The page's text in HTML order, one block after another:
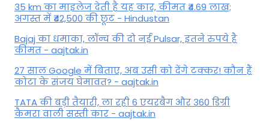
35 km का माइलेज देती है यह कार, कीमत ₹4.69 लाख;
अगस्त में ₹42,500 की छूट - Hindustan
Bajaj का धमाका, लॉन्च की दो नई Pulsar, इतने रुपये है
कीमत - aajtak.in
27 साल Google में बिताए, अब उसी को देंगे टक्कर! कौन हैं
कोटा के संजय घेमावत? - aajtak.in
TATA की बड़ी तैयारी, ला रही 6 एयरबैग और 360 डिग्री
कैमरा वाली सस्ती कार - aajtak.in